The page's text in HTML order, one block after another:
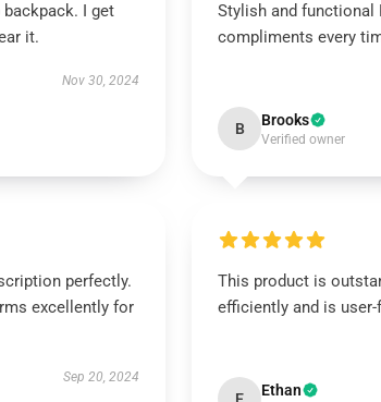
I get
it.
Nov 30, 2024
Stylish and functional
compliments every
B Brooks
Verified owner
perfectly.
excellently for
Sep 20, 2024
This product is
efficiently and is user-
Ethan